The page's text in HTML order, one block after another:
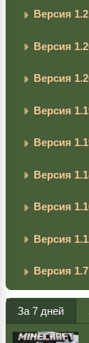
Версия
Версия
Версия
Версия
Версия
Версия
Версия
Версия
Версия
За 7 дней